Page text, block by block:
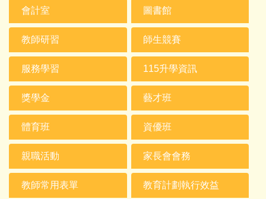
會計室 圖書館
教師研習 師生競賽
服務學習 115升學資訊
獎學金 藝才班
體育班 資優班
親職活動 家長會會務
教師常用表單 教育計劃執行效益